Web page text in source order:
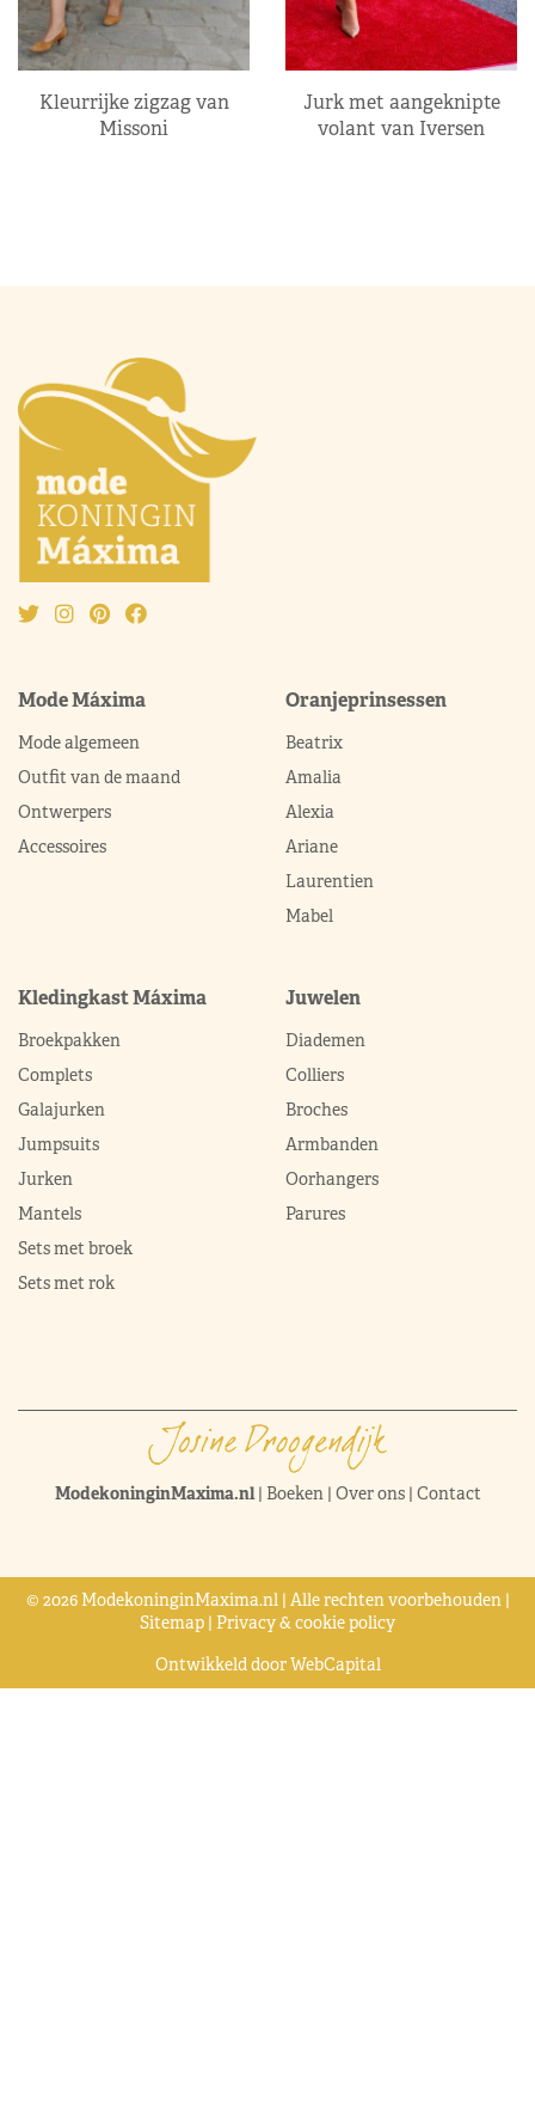
Kleurrijke zigzag van
Missoni
Jurk met aangeknipte
volant van Iversen
Mode Máxima
Mode algemeen
Outfit van de maand
Ontwerpers
Accessoires
Oranjeprinsessen
Beatrix
Amalia
Alexia
Ariane
Laurentien
Mabel
Kledingkast Máxima
Broekpakken
Complets
Galajurken
Jumpsuits
Jurken
Mantels
Sets met broek
Sets met rok
Juwelen
Diademen
Colliers
Broches
Armbanden
Oorhangers
Parures
ModekoninginMaxima.nl| Boeken| Over ons| Contact
© 2026 ModekoninginMaxima.nl | Alle rechten voorbehouden |
Sitemap | Privacy & cookie policy
Ontwikkeld doorWebCapital